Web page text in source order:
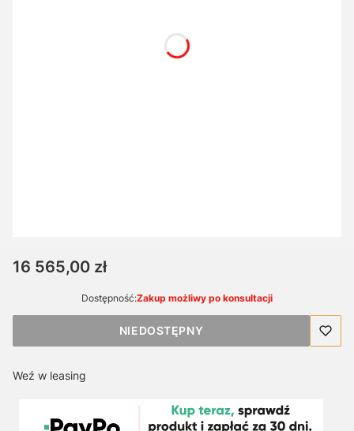
(+3 321,00 zł)
Cena
16 565,00 zł
Dostępność:Zakup możliwy po konsultacji
NIEDOSTĘPNY
Weź w leasing